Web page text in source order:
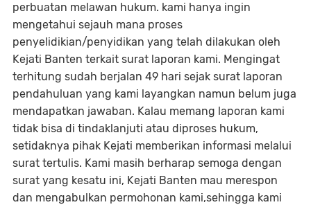
perbuatan melawan hukum. kami hanya ingin
mengetahui sejauh mana proses
penyelidikian/penyidikan yang telah dilakukan oleh
Kejati Banten terkait surat laporan kami. Mengingat
terhitung sudah berjalan 49 hari sejak surat laporan
pendahuluan yang kami layangkan namun belum juga
mendapatkan jawaban. Kalau memang laporan kami
tidak bisa di tindaklanjuti atau diproses hukum,
setidaknya pihak Kejati memberikan informasi melalui
surat tertulis. Kami masih berharap semoga dengan
surat yang kesatu ini, Kejati Banten mau merespon
dan mengabulkan permohonan kami,sehingga kami